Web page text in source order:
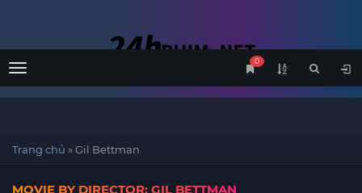
Menu
0
Trang chủ »Gil Bettman
MOVIE BY DIRECTOR: GIL BETTMAN